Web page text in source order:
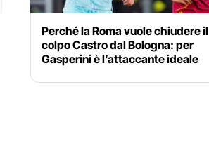
Perché la Roma vuole chiudere il
colpo Castro dal Bologna: per
Gasperini è l’attaccante ideale